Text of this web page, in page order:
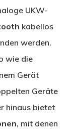
UKW-
kabellos
werden.
wie die
Gerät
Geräte
hinaus bietet
, mit denen